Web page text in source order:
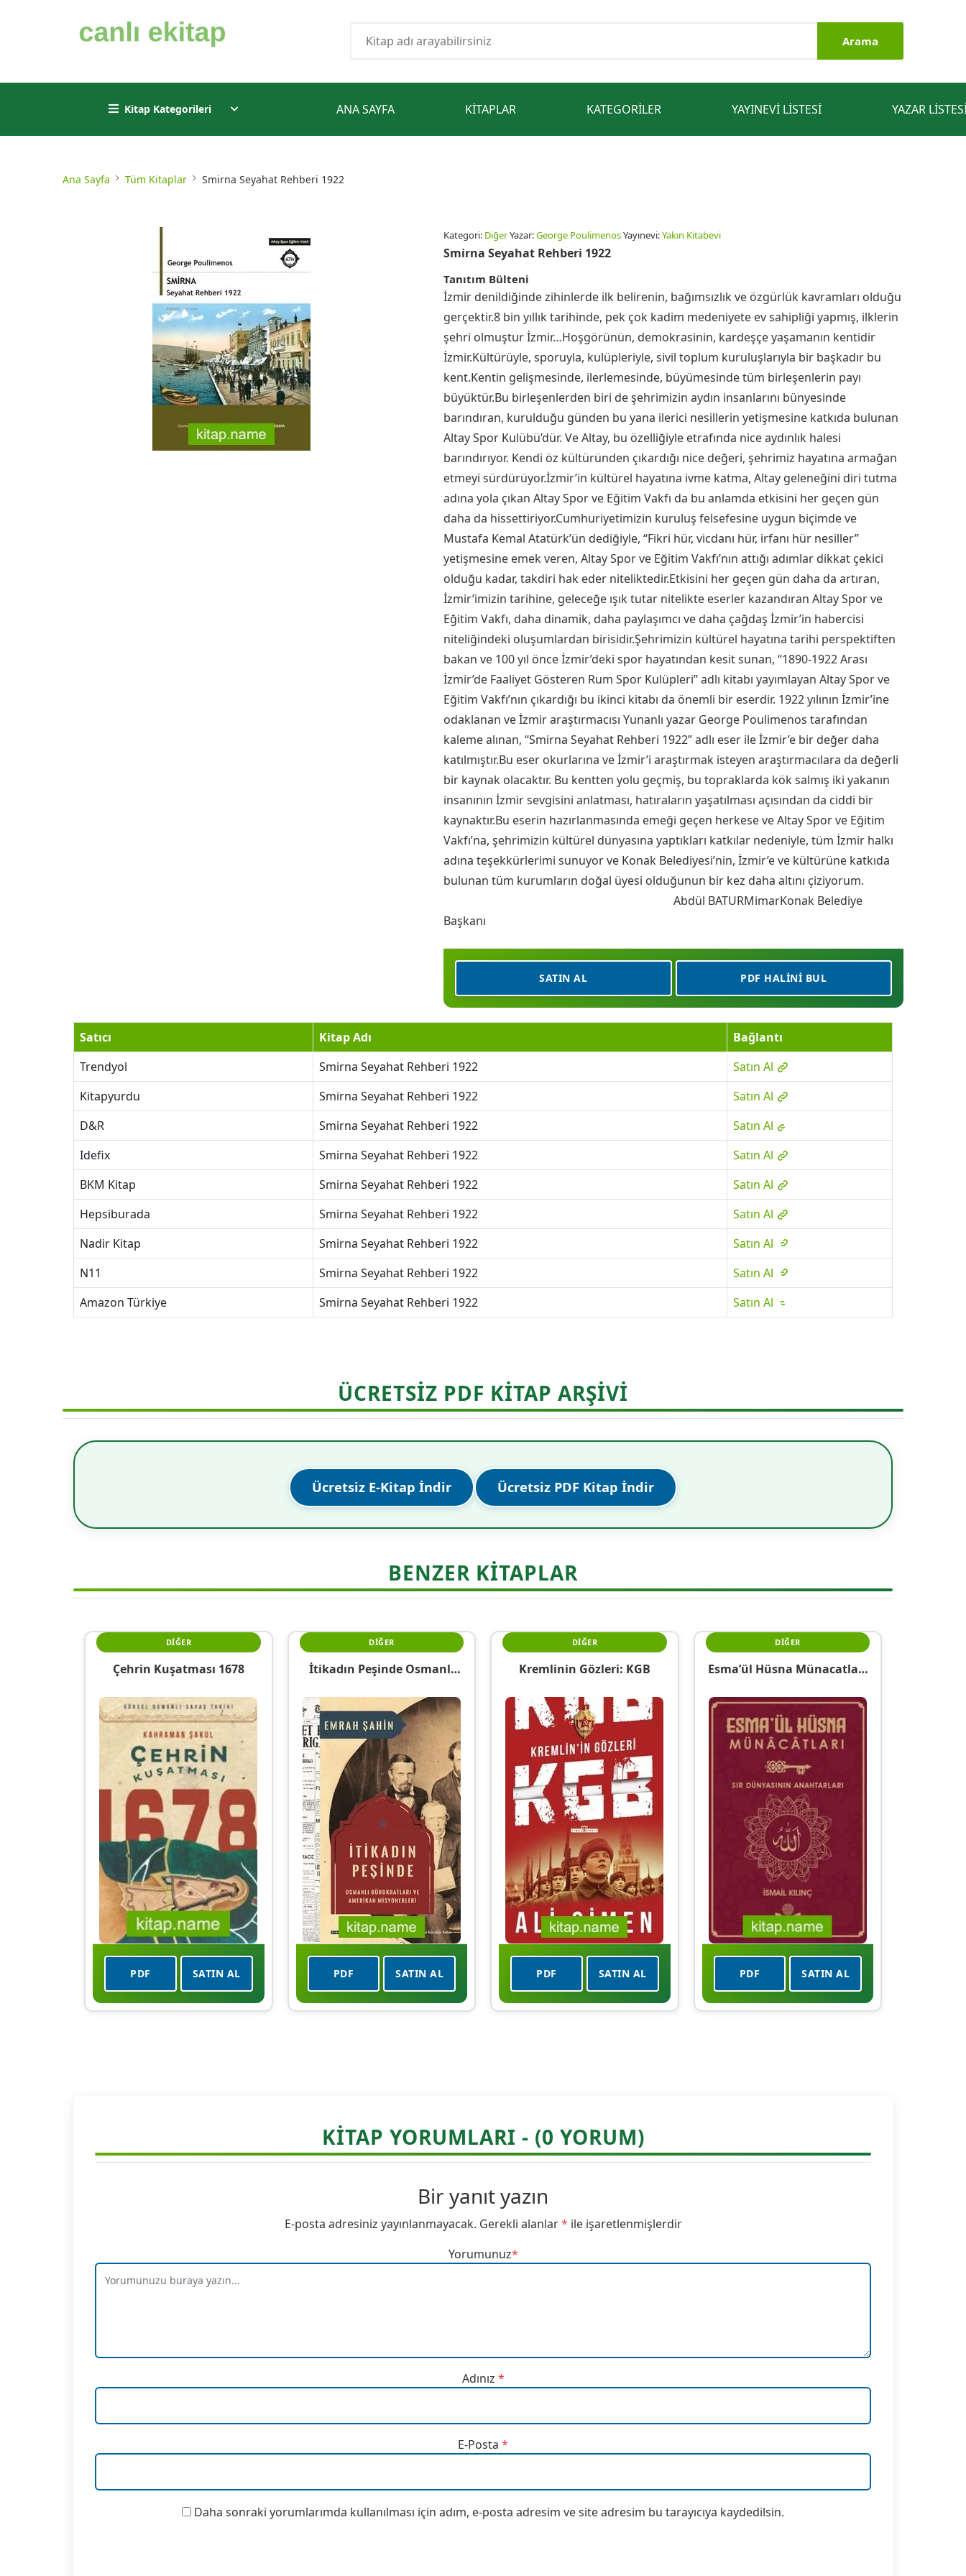
Arama
Kitap Kategorileri ANA SAYFA KITAPLAR KATEGORILER YAYINEVI LISTESI YAZAR
Ana Sayfa Tüm Kitaplar Smirna Seyahat Rehberi 1922
Kategori: DiğerYazar:George PoulimenosYayınevi:Yakın Kitabevi
Smirna Seyahat Rehberi 1922
Tanıtım Bülteni
İzmir denildiğinde zihinlerde ilk belirenin, bağımsızlık ve özgürlük kavramları olduğu
gerçektir.8 bin yıllık tarihinde, pek çok kadim medeniyete ev sahipliği yapmış, ilklerin
şehri olmuştur İzmir…Hoşgörünün, demokrasinin, kardeşçe yaşamanın kentidir
İzmir.Kültürüyle, sporuyla, kulüpleriyle, sivil toplum kuruluşlarıyla bir başkadır bu
kent.Kentin gelişmesinde, ilerlemesinde, büyümesinde tüm birleşenlerin payı
büyüktür.Bu birleşenlerden biri de şehrimizin aydın insanlarını bünyesinde
barındıran, kurulduğu günden bu yana ilerici nesillerin yetişmesine katkıda bulunan
Altay Spor Kulübü’dür. Ve Altay, bu özelliğiyle etrafında nice aydınlık halesi
barındırıyor. Kendi öz kültüründen çıkardığı nice değeri, şehrimiz hayatına armağan
etmeyi sürdürüyor.İzmir’in kültürel hayatına ivme katma, Altay geleneğini diri tutma
adına yola çıkan Altay Spor ve Eğitim Vakfı da bu anlamda etkisini her geçen gün
daha da hissettiriyor.Cumhuriyetimizin kuruluş felsefesine uygun biçimde ve
Mustafa Kemal Atatürk’ün dediğiyle, “Fikri hür, vicdanı hür, irfanı hür nesiller”
yetişmesine emek veren, Altay Spor ve Eğitim Vakfı’nın attığı adımlar dikkat çekici
olduğu kadar, takdiri hak eder niteliktedir.Etkisini her geçen gün daha da artıran,
İzmir’imizin tarihine, geleceğe ışık tutar nitelikte eserler kazandıran Altay Spor ve
Eğitim Vakfı, daha dinamik, daha paylaşımcı ve daha çağdaş İzmir’in habercisi
niteliğindeki oluşumlardan birisidir.Şehrimizin kültürel hayatına tarihi perspektiften
bakan ve 100 yıl önce İzmir’deki spor hayatından kesit sunan, “1890-1922 Arası
İzmir’de Faaliyet Gösteren Rum Spor Kulüpleri” adlı kitabı yayımlayan Altay Spor ve
Eğitim Vakfı’nın çıkardığı bu ikinci kitabı da önemli bir eserdir. 1922 yılının İzmir’ine
odaklanan ve İzmir araştırmacısı Yunanlı yazar George Poulimenos tarafından
kaleme alınan, “Smirna Seyahat Rehberi 1922” adlı eser ile İzmir’e bir değer daha
katılmıştır.Bu eser okurlarına ve İzmir’i araştırmak isteyen araştırmacılara da değerli
bir kaynak olacaktır. Bu kentten yolu geçmiş, bu topraklarda kök salmış iki yakanın
insanının İzmir sevgisini anlatması, hatıraların yaşatılması açısından da ciddi bir
kaynaktır.Bu eserin hazırlanmasında emeği geçen herkese ve Altay Spor ve Eğitim
Vakfı’na, şehrimizin kültürel dünyasına yaptıkları katkılar nedeniyle, tüm İzmir halkı
adına teşekkürlerimi sunuyor ve Konak Belediyesi’nin, İzmir’e ve kültürüne katkıda
bulunan tüm kurumların doğal üyesi olduğunun bir kez daha altını çiziyorum.
Abdül BATURMimarKonak Belediye
Başkanı
SATIN AL PDF HALINI BUL
Satıcı Kitap Adı
Bağlantı
Trendyol
Smirna Seyahat Rehberi 1922
Satın Al
Kitapyurdu
Smirna Seyahat Rehberi 1922
Satın Al
D&R
Smirna Seyahat Rehberi 1922
Satın Al
Idefix
Smirna Seyahat Rehberi 1922
Satın Al
BKM Kitap
Smirna Seyahat Rehberi 1922
Satın Al
Hepsiburada
Smirna Seyahat Rehberi 1922
Satın Al
Nadir Kitap
Smirna Seyahat Rehberi 1922
Satın Al
N11
Smirna Seyahat Rehberi 1922
Satın Al
Amazon Türkiye
Smirna Seyahat Rehberi 1922 Satın Al
ÜCRETSİZ PDF KİTAP ARŞİVİ
Ücretsiz E-Kitap İndir Ücretsiz PDF Kitap İndir
BENZER KITAPLAR
DIĞER
Çehrin Kuşatması 1678
PDF SATIN AL
DIĞER
İtikadın Peşinde Osmanlı
Misyonerleri
PDF SATIN AL
DIĞER
Kremlinin Gözleri: KGB
PDF SATIN AL
DIĞER
Esma’ül Hüsna Münacatları
PDF SATIN AL
KITAP YORUMLARI - (0 YORUM)
Bir yanıt yazın
E-posta adresiniz yayınlanmayacak. Gerekli alanlar* ile işaretlenmişlerdir
Yorumunuz*
Adınız *
E-Posta *
Daha sonraki yorumlarımda kullanılması için adım, e-posta adresim ve site adresim bu tarayıcıya kaydedilsin.